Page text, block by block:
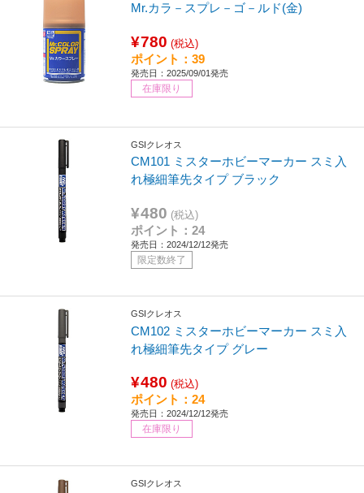
Mr.カラ－スプレ－ゴ－ルド(金)
¥780 (税込)
ポイント：39
発売日：2025/09/01発売
在庫限り
GSIクレオス
CM101 ミスターホビーマーカー スミ入
れ極細筆先タイプ ブラック
¥480 (税込)
ポイント：24
発売日：2024/12/12発売
限定数終了
GSIクレオス
CM102 ミスターホビーマーカー スミ入
れ極細筆先タイプ グレー
¥480 (税込)
ポイント：24
発売日：2024/12/12発売
在庫限り
GSIクレオス